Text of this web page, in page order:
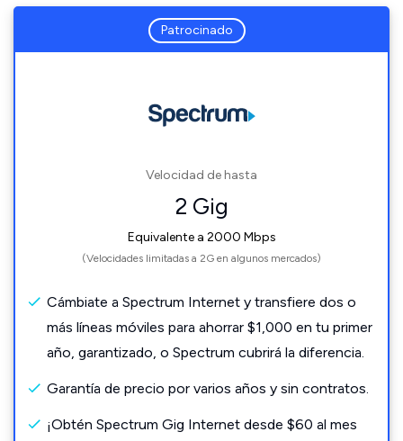
Patrocinado
Velocidad de hasta
2 Gig
Equivalente a 2000 Mbps
(Velocidades limitadas a 2G en algunos mercados)
Cámbiate a Spectrum Internet y transfiere dos o
más líneas móviles para ahorrar $1,000 en tu primer
año, garantizado, o Spectrum cubrirá la diferencia.
Garantía de precio por varios años y sin contratos.
¡Obtén Spectrum Gig Internet desde $60 al mes